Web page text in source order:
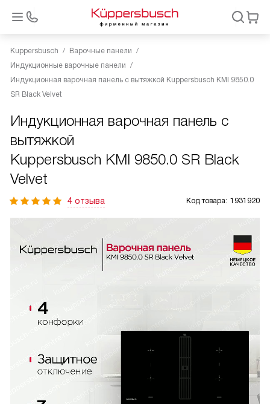
Kuppersbusch
Варочные панели
Индукционные варочные панели
Индукционная варочная панель с вытяжкой Kuppersbusch KMI 9850.0
SR Black Velvet
Индукционная варочная панель с
вытяжкой
Kuppersbusch KMI 9850.0 SR Black
Velvet
4 отзыва Код товара: 1931920